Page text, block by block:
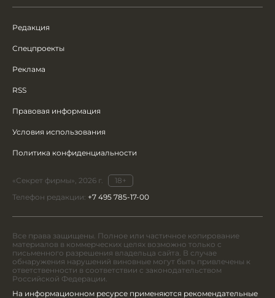
Редакция
Спецпроекты
Реклама
RSS
Правовая информация
Условия использования
Политика конфиденциальности
«Секрет фирмы», 2026 г.
18+
Телефон редакции: +7 495 785-17-00
Все права защищены. Полное или частичное копирование
материалов в коммерческих целях возможно только с
письменного разрешения владельца сайта. В случае
обнаружения нарушений виновные могут быть привлечены к
ответственности в соответствии с законодательством
Российской Федерации.
На информационном ресурсе применяются рекомендательные